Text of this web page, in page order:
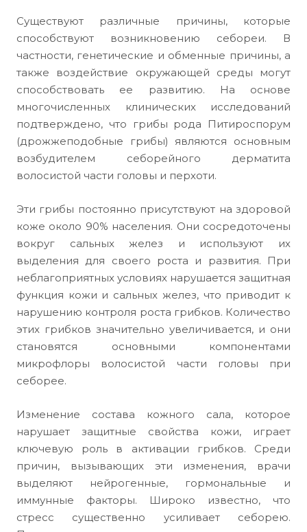
Существуют различные причины, которые
способствуют возникновению себореи. В
частности, генетические и обменные причины, а
также воздействие окружающей среды могут
способствовать ее развитию. На основе
многочисленных клинических исследований
подтверждено, что грибы рода Питироспорум
(дрожжеподобные грибы) являются основным
возбудителем себорейного дерматита
волосистой части головы и перхоти.
Эти грибы постоянно присутствуют на здоровой
коже около 90% населения. Они сосредоточены
вокруг сальных желез и используют их
выделения для своего роста и развития. При
неблагоприятных условиях нарушается защитная
функция кожи и сальных желез, что приводит к
нарушению контроля роста грибков. Количество
этих грибков значительно увеличивается, и они
становятся основными компонентами
микрофлоры волосистой части головы при
себорее.
Изменение состава кожного сала, которое
нарушает защитные свойства кожи, играет
ключевую роль в активации грибков. Среди
причин, вызывающих эти изменения, врачи
выделяют нейрогенные, гормональные и
иммунные факторы. Широко известно, что
стресс существенно усиливает себорею.